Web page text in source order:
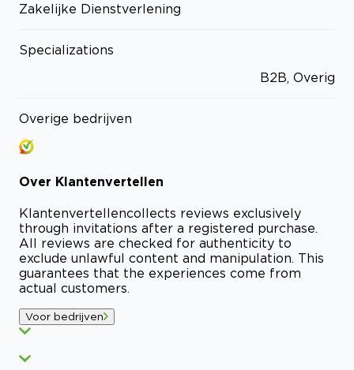
Zakelijke Dienstverlening
Specializations
B2B, Overig
Overige bedrijven
Over Klantenvertellen
Klantenvertellencollects reviews exclusively
through invitations after a registered purchase.
All reviews are checked for authenticity to
exclude unlawful content and manipulation. This
guarantees that the experiences come from
actual customers.
Voor bedrijven